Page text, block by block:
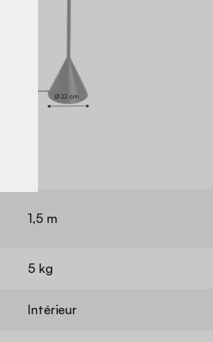
1,5 m
5 kg
Intérieur